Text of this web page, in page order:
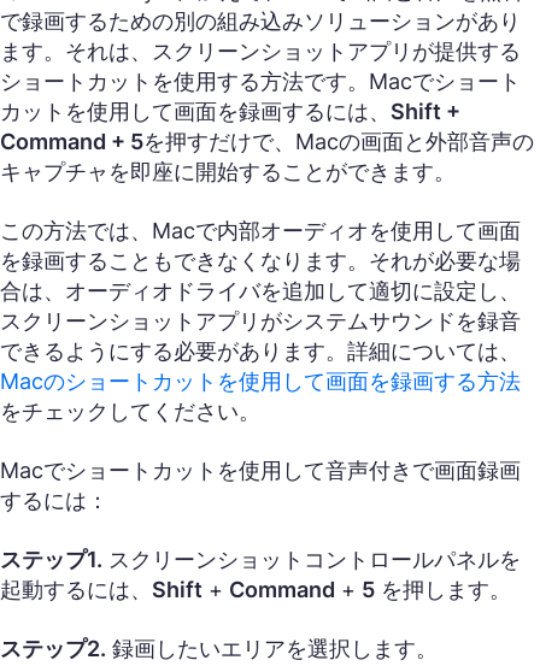
で録画するための別の組み込みソリューションがあり
ます。それは、スクリーンショットアプリが提供する
ショートカットを使用する方法です。Macでショート
カットを使用して画面を録画するには、 Shift +
Command + 5を押すだけで、Macの画面と外部音声の
キャプチャを即座に開始することができます。
この方法では、Macで内部オーディオを使用して画面
を録画することもできなくなります。それが必要な場
合は、オーディオドライバを追加して適切に設定し、
スクリーンショットアプリがシステムサウンドを録音
できるようにする必要があります。詳細については、
Macのショートカットを使用して画面を録画する方法
をチェックしてください。
Macでショートカットを使用して音声付きで画面録画
するには：
ステップ1. スクリーンショットコントロールパネルを
起動するには、 Shift + Command + 5 を押します。
ステップ2. 録画したいエリアを選択します。